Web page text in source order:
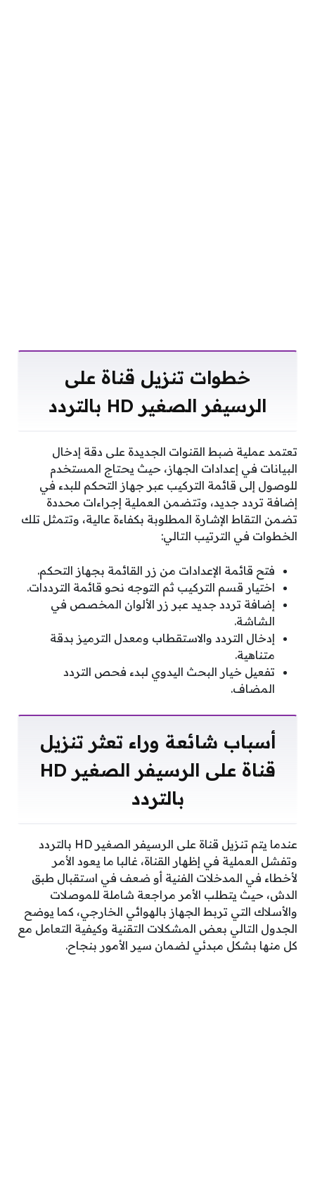
خطوات تنزيل قناة على
الرسيفر الصغير HD بالتردد
تعتمد عملية ضبط القنوات الجديدة على دقة إدخال
البيانات في إعدادات الجهاز، حيث يحتاج المستخدم
للوصول إلى قائمة التركيب عبر جهاز التحكم للبدء في
إضافة تردد جديد، وتتضمن العملية إجراءات محددة
تضمن التقاط الإشارة المطلوبة بكفاءة عالية، وتتمثل تلك
الخطوات في الترتيب التالي:
فتح قائمة الإعدادات من زر القائمة بجهاز التحكم.
اختيار قسم التركيب ثم التوجه نحو قائمة الترددات.
إضافة تردد جديد عبر زر الألوان المخصص في
الشاشة.
إدخال التردد والاستقطاب ومعدل الترميز بدقة
متناهية.
تفعيل خيار البحث اليدوي لبدء فحص التردد
المضاف.
أسباب شائعة وراء تعثر تنزيل
قناة على الرسيفر الصغير HD
بالتردد
عندما يتم تنزيل قناة على الرسيفر الصغير HD بالتردد
وتفشل العملية في إظهار القناة، غالبا ما يعود الأمر
لأخطاء في المدخلات الفنية أو ضعف في استقبال طبق
الدش، حيث يتطلب الأمر مراجعة شاملة للموصلات
والأسلاك التي تربط الجهاز بالهوائي الخارجي، كما يوضح
الجدول التالي بعض المشكلات التقنية وكيفية التعامل مع
كل منها بشكل مبدئي لضمان سير الأمور بنجاح.